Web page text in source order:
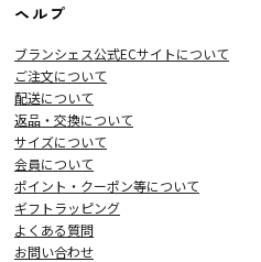
ヘルプ
ブランシェス公式ECサイトについて
ご注文について
配送について
返品・交換について
サイズについて
会員について
ポイント・クーポン等について
ギフトラッピング
よくある質問
お問い合わせ